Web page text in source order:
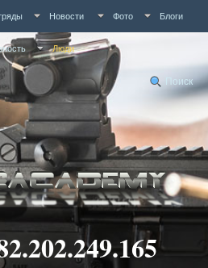
Новости Фото Блоги
Люди
Поиск